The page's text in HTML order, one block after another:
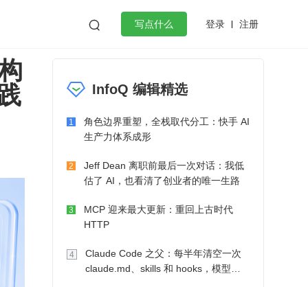
 写点什么 登录 注册
作
微服务架构 flutter
InfoQ 编辑精选
1
角色边界重塑，全栈取代分工：快手 AI
生产力体系成形
2
Jeff Dean 离职前最后一次对话：我低
估了 AI，也看清了创业者的唯一生路
3
MCP 迎来最大更新：重回上古时代
HTTP
4
Claude Code 之父：每半年清空一次
claude.md、skills 和 hooks，模型自